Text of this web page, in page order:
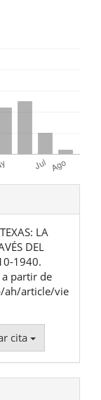
LA
DEL
1940.
a partir de
ah/article/vie
cita